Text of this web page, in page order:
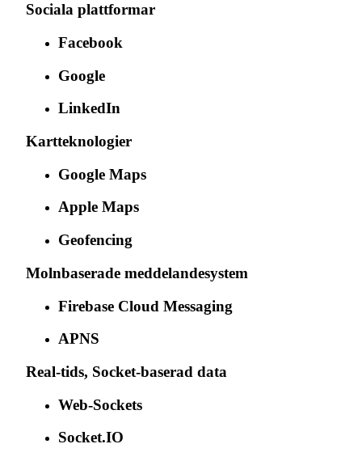
Sociala plattformar
Facebook
Google
LinkedIn
Kartteknologier
Google Maps
Apple Maps
Geofencing
Molnbaserade meddelandesystem
Firebase Cloud Messaging
APNS
Real-tids, Socket-baserad data
Web-Sockets
Socket.IO